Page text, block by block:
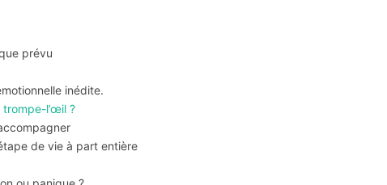
prévu
inédite.
trompe-l’œil ?
de vie à part entière